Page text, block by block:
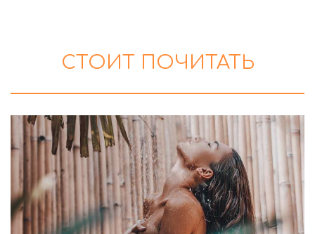
СТОИТ ПОЧИТАТЬ